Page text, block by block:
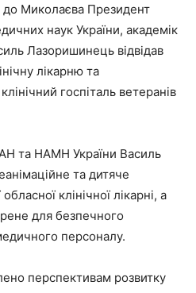
до Миколаєва Президент
наук України, академік
Лазоришинець відвідав
лікарню та
госпіталь ветеранів
та НАМН України Василь
та дитяче
клінічної лікарні, а
для безпечного
персоналу.
перспективам розвитку